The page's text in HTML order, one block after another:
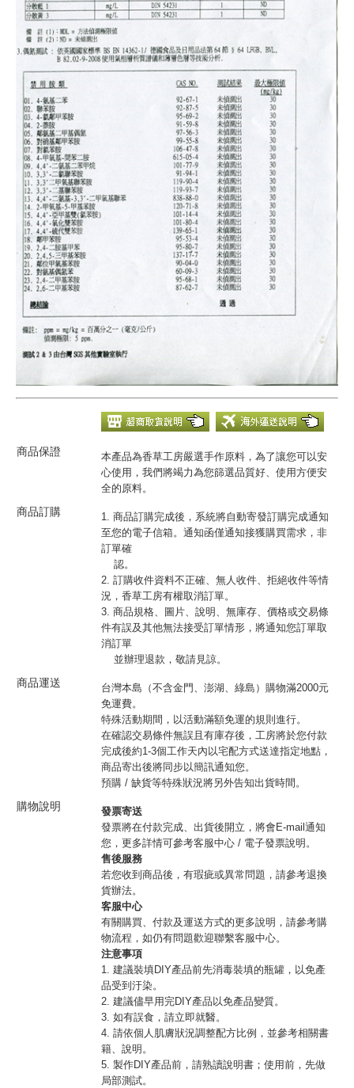
商品保證
本產品為香草工房嚴選手作原料，為了讓您可以安
心使用，我們將竭力為您篩選品質好、使用方便安
全的原料。
商品訂購
1. 商品訂購完成後，系統將自動寄發訂購完成通知
至您的電子信箱。通知函僅通知接獲購買需求，非
訂單確
認。
2. 訂購收件資料不正確、無人收件、拒絕收件等情
況，香草工房有權取消訂單。
3. 商品規格、圖片、說明、無庫存、價格或交易條
件有誤及其他無法接受訂單情形，將通知您訂單取
消訂單
並辦理退款，敬請見諒。
商品運送
台灣本島（不含金門、澎湖、綠島）購物滿2000元
免運費。
特殊活動期間，以活動滿額免運的規則進行。
在確認交易條件無誤且有庫存後，工房將於您付款
完成後約1-3個工作天內以宅配方式送達指定地點，
商品寄出後將同步以簡訊通知您。
預購 / 缺貨等特殊狀況將另外告知出貨時間。
購物說明
發票寄送
發票將在付款完成、出貨後開立，將會E-mail通知
您，更多詳情可參考客服中心 / 電子發票說明。
售後服務
若您收到商品後，有瑕疵或異常問題，請參考退換
貨辦法。
客服中心
有關購買、付款及運送方式的更多說明，請參考購
物流程，如仍有問題歡迎聯繫客服中心。
注意事項
1. 建議裝填DIY產品前先消毒裝填的瓶罐，以免產
品受到汙染。
2. 建議儘早用完DIY產品以免產品變質。
3. 如有誤食，請立即就醫。
4. 請依個人肌膚狀況調整配方比例，並參考相關書
籍、說明。
5. 製作DIY產品前，請熟讀說明書；使用前，先做
局部測試。